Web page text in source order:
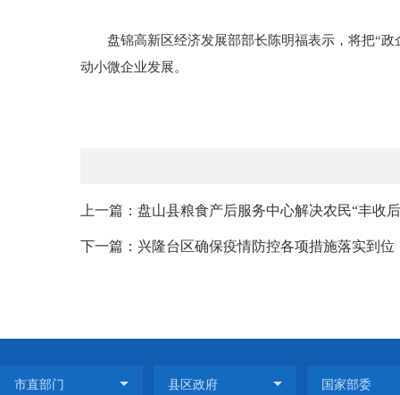
盘锦高新区经济发展部部长陈明福表示，将把“政
动小微企业发展。
上一篇：盘山县粮食产后服务中心解决农民“丰收
下一篇：兴隆台区确保疫情防控各项措施落实到位